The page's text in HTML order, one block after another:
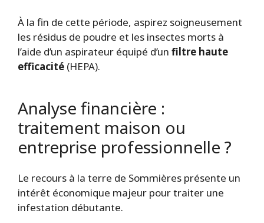
À la fin de cette période, aspirez soigneusement
les résidus de poudre et les insectes morts à
l’aide d’un aspirateur équipé d’un filtre haute
efficacité (HEPA).
Analyse financière :
traitement maison ou
entreprise professionnelle ?
Le recours à la terre de Sommières présente un
intérêt économique majeur pour traiter une
infestation débutante.